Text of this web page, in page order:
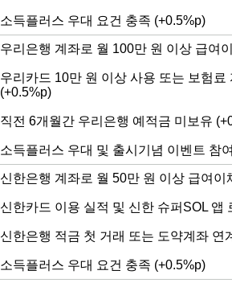
소득플러스 우대 요건 충족 (+0.5%p)
우리은행 계좌로 월 100만 원 이상 급여
우리카드 10만 원 이상 사용 또는 보험료
(+0.5%p)
직전 6개월간 우리은행 예적금 미보유
소득플러스 우대 및 출시기념 이벤트 참
신한은행 계좌로 월 50만 원 이상 급여이
신한카드 이용 실적 및 신한 슈퍼SOL 앱
신한은행 적금 첫 거래 또는 도약계좌 연
소득플러스 우대 요건 충족 (+0.5%p)